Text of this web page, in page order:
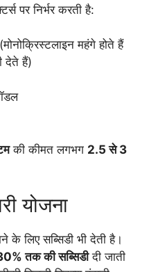
पर निर्भर करती है:
महंगे होते हैं
देते हैं)
की कीमत लगभग 2.5 से 3
योजना
के लिए सब्सिडी भी देती है।
तक की सब्सिडीदी जाती